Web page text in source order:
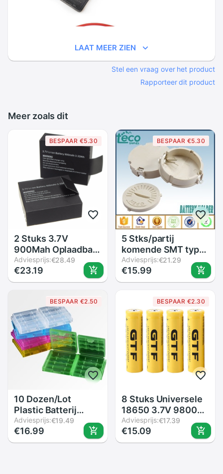
LAAT MEER ZIEN
Stel een vraag over het product
Rapporteer dit product
Meer zoals dit
BESPAAR €5.30
2 Stuks 3.7V
900Mah Oplaadbare
Li-Ion Batterij Voor
SJ4000 Wifi
SJ5000 Wifi M10
Goldfox Actie
Camera
Adviesprijs:€28.49
€23.19
BESPAAR €5.30
5 Stks/partij
komende SMT type
CR2450 KNOOPCEL
houder met Cover
TBH-CR2450-04
Adviesprijs:€21.29
€15.99
BESPAAR €2.50
10 Dozen/Lot
Plastic Batterij
Houder Box
Organizer Container
Voor Aa En Aaa
Adviesprijs:€19.49
€16.99
BESPAAR €2.30
8 Stuks Universele
18650 3.7V 9800
Mah Oplaadbare Li-
Ion Batterijen Tip
Belangrijkste Batery
Adviesprijs:€17.39
€15.09